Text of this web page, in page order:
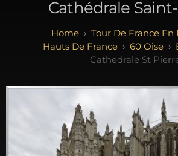
Cathédrale
Tour De France En
Hauts De France
60 Oise
Cathedrale St